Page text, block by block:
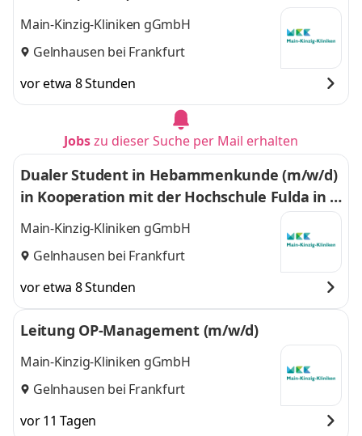
Main-Kinzig-Kliniken gGmbH
Gelnhausen bei Frankfurt
vor etwa 8 Stunden
Jobszu dieser Suche per Mail erhalten
Dualer Student in Hebammenkunde (m/w/d)
in Kooperation mit der Hochschule Fulda in G
elnhausen
Main-Kinzig-Kliniken gGmbH
Gelnhausen bei Frankfurt
vor etwa 8 Stunden
Leitung OP-Management (m/w/d)
Main-Kinzig-Kliniken gGmbH
Gelnhausen bei Frankfurt
vor 11 Tagen